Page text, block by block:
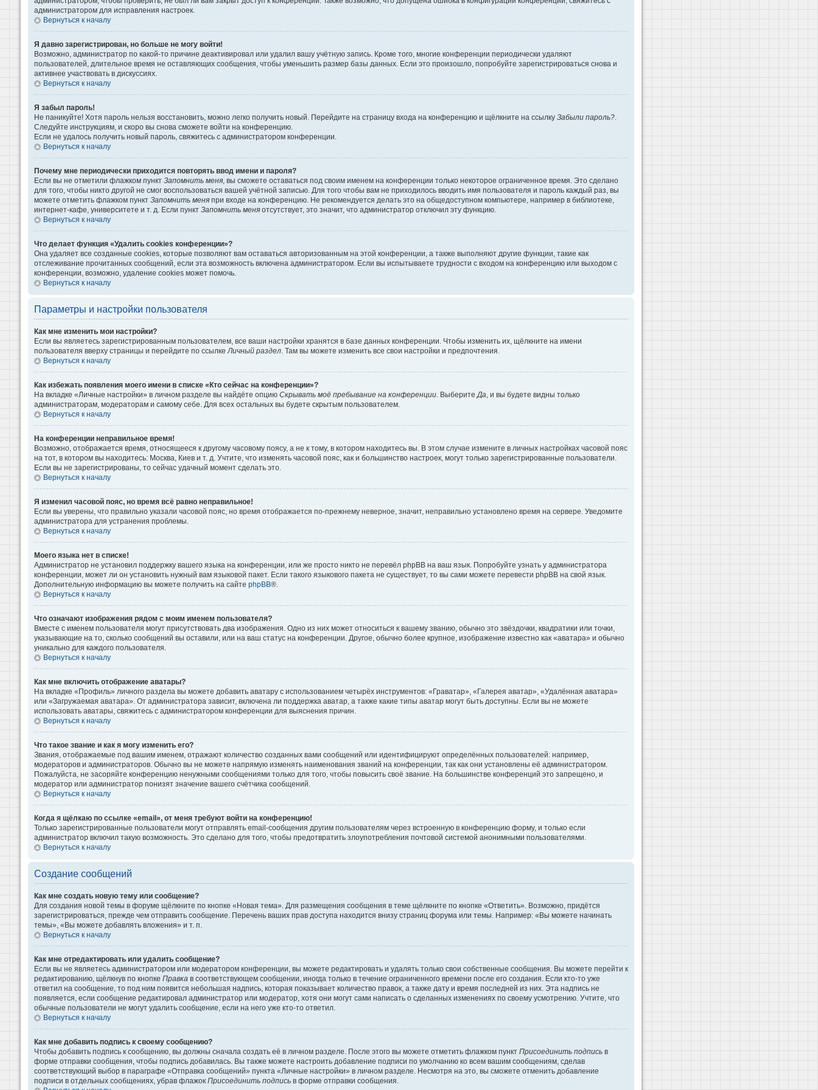
администратором для исправления настроек.
Вернуться к началу
Я давно зарегистрирован, но больше не могу войти!
Возможно, администратор по какой-то причине деактивировал или удалил вашу учётную запись. Кроме того, многие конференции периодически удаляют
пользователей, длительное время не оставляющих сообщения, чтобы уменьшить размер базы данных. Если это произошло, попробуйте зарегистрироваться снова и
активнее участвовать в дискуссиях.
Вернуться к началу
Я забыл пароль!
Не паникуйте! Хотя пароль нельзя восстановить, можно легко получить новый. Перейдите на страницу входа на конференцию и щёлкните на ссылку Забыли пароль?
Следуйте инструкциям, и скоро вы снова сможете войти на конференцию.
Если не удалось получить новый пароль, свяжитесь с администратором конференции.
Вернуться к началу
Почему мне периодически приходится повторять ввод имени и пароля?
Если вы не отметили флажком пункт Запомнить меня , вы сможете оставаться под своим именем на конференции только некоторое ограниченное время. Это сделано
для того, чтобы никто другой не смог воспользоваться вашей учётной записью. Для того чтобы вам не приходилось вводить имя пользователя и пароль каждый раз, вы
можете отметить флажком пункт Запомнить меня при входе на конференцию. Не рекомендуется делать это на общедоступном компьютере, например в библиотеке,
интернет-кафе, университете и т. д. Если пункт Запомнить меня отсутствует, это значит, что администратор отключил эту функцию.
Вернуться к началу
Что делает функция «Удалить cookies конференции»?
Она удаляет все созданные cookies, которые позволяют вам оставаться авторизованным на этой конференции, а также выполняют другие функции, такие как
отслеживание прочитанных сообщений, если эта возможность включена администратором. Если вы испытываете трудности с входом на конференцию или выходом с
конференции, возможно, удаление cookies может помочь.
Вернуться к началу
Параметры и настройки пользователя
Как мне изменить мои настройки?
Если вы являетесь зарегистрированным пользователем, все ваши настройки хранятся в базе данных конференции. Чтобы изменить их, щёлкните на имени
пользователя вверху страницы и перейдите по ссылке Личный раздел . Там вы можете изменить все свои настройки и предпочтения.
Вернуться к началу
Как избежать появления моего имени в списке «Кто сейчас на конференции»?
На вкладке «Личные настройки» в личном разделе вы найдёте опцию Скрывать моё пребывание на конференции . Выберите Да , и вы будете видны только
администраторам, модераторам и самому себе. Для всех остальных вы будете скрытым пользователем.
Вернуться к началу
На конференции неправильное время!
Возможно, отображается время, относящееся к другому часовому поясу, а не к тому, в котором находитесь вы. В этом случае измените в личных настройках часовой пояс
на тот, в котором вы находитесь: Москва, Киев и т. д. Учтите, что изменять часовой пояс, как и большинство настроек, могут только зарегистрированные пользователи.
Если вы не зарегистрированы, то сейчас удачный момент сделать это.
Вернуться к началу
Я изменил часовой пояс, но время всё равно неправильное!
Если вы уверены, что правильно указали часовой пояс, но время отображается по-прежнему неверное, значит, неправильно установлено время на сервере. Уведомите
администратора для устранения проблемы.
Вернуться к началу
Моего языка нет в списке!
Администратор не установил поддержку вашего языка на конференции, или же просто никто не перевёл phpBB на ваш язык. Попробуйте узнать у администратора
конференции, может ли он установить нужный вам языковой пакет. Если такого языкового пакета не существует, то вы сами можете перевести phpBB на свой язык.
Дополнительную информацию вы можете получить на сайте phpBB®.
Вернуться к началу
Что означают изображения рядом с моим именем пользователя?
Вместе с именем пользователя могут присутствовать два изображения. Одно из них может относиться к вашему званию, обычно это звёздочки, квадратики или точки,
указывающие на то, сколько сообщений вы оставили, или на ваш статус на конференции. Другое, обычно более крупное, изображение известно как «аватара» и обычно
уникально для каждого пользователя.
Вернуться к началу
Как мне включить отображение аватары?
На вкладке «Профиль» личного раздела вы можете добавить аватару с использованием четырёх инструментов: «Граватар», «Галерея аватар», «Удалённая аватара»
или «Загружаемая аватара». От администратора зависит, включена ли поддержка аватар, а также какие типы аватар могут быть доступны. Если вы не можете
использовать аватары, свяжитесь с администратором конференции для выяснения причин.
Вернуться к началу
Что такое звание и как я могу изменить его?
Звания, отображаемые под вашим именем, отражают количество созданных вами сообщений или идентифицируют определённых пользователей: например,
модераторов и администраторов. Обычно вы не можете напрямую изменять наименования званий на конференции, так как они установлены её администратором.
Пожалуйста, не засоряйте конференцию ненужными сообщениями только для того, чтобы повысить своё звание. На большинстве конференций это запрещено, и
модератор или администратор понизят значение вашего счётчика сообщений.
Вернуться к началу
Когда я щёлкаю по ссылке «email», от меня требуют войти на конференцию!
Только зарегистрированные пользователи могут отправлять email-сообщения другим пользователям через встроенную в конференцию форму, и только если
администратор включил такую возможность. Это сделано для того, чтобы предотвратить злоупотребления почтовой системой анонимными пользователями.
Вернуться к началу
Создание сообщений
Как мне создать новую тему или сообщение?
Для создания новой темы в форуме щёлкните по кнопке «Новая тема». Для размещения сообщения в теме щёлкните по кнопке «Ответить». Возможно, придётся
зарегистрироваться, прежде чем отправить сообщение. Перечень ваших прав доступа находится внизу страниц форума или темы. Например: «Вы можете начинать
темы», «Вы можете добавлять вложения» и т. п.
Вернуться к началу
Как мне отредактировать или удалить сообщение?
Если вы не являетесь администратором или модератором конференции, вы можете редактировать и удалять только свои собственные сообщения. Вы можете перейти к
редактированию, щёлкнув по кнопке Правка в соответствующем сообщении, иногда только в течение ограниченного времени после его создания. Если кто-то уже
ответил на сообщение, то под ним появится небольшая надпись, которая показывает количество правок, а также дату и время последней из них. Эта надпись не
появляется, если сообщение редактировал администратор или модератор, хотя они могут сами написать о сделанных изменениях по своему усмотрению. Учтите, что
обычные пользователи не могут удалить сообщение, если на него уже кто-то ответил.
Вернуться к началу
Как мне добавить подпись к своему сообщению?
Чтобы добавить подпись к сообщению, вы должны сначала создать её в личном разделе. После этого вы можете отметить флажком пункт Присоединить подпись в
форме отправки сообщения, чтобы подпись добавилась. Вы также можете настроить добавление подписи по умолчанию ко всем вашим сообщениям, сделав
соответствующий выбор в параграфе «Отправка сообщений» пункта «Личные настройки» в личном разделе. Несмотря на это, вы сможете отменить добавление
подписи в отдельных сообщениях, убрав флажок Присоединить подпись в форме отправки сообщения.